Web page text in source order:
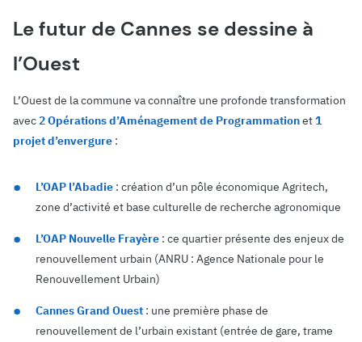
Le futur de Cannes se dessine à
l’Ouest
L’Ouest de la commune va connaître une profonde transformation
avec2 Opérations d’Aménagement de Programmationet1
projet d’envergure :
L’OAP l’Abadie : création d’un pôle économique Agritech,
zone d’activité et base culturelle de recherche agronomique
L’OAP Nouvelle Frayère : ce quartier présente des enjeux de
renouvellement urbain (ANRU : Agence Nationale pour le
Renouvellement Urbain)
Cannes Grand Ouest : une première phase de
renouvellement de l’urbain existant (entrée de gare, trame